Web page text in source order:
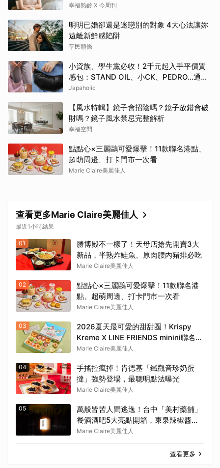
自己：還要忍3年？
幸福熟齡 X 今周刊
明明已婚卻還是迷戀別的對象 4大心法讓妳
遠離新鮮感陷阱
享民頭條
小資族、學生黨必收！2千元起入手平價質
感包：STAND OIL、小CK、PEDRO…通勤
約會都超加分
Japaholic
【風水特輯】鏡子會招陰嗎？鏡子放錯會破
財嗎？鏡子風水禁忌完整解析
幸福空間
點點心×三麗鷗可愛爆擊！11款聯名港點、
超萌周邊、打卡門市一次看
Marie Claire美麗佳人
查看更多Marie Claire美麗佳人
最近1小時結果
01
勝博殿不一樣了！天母店搶先開賣3大
新品，半熟炸鮭魚、原肉腰內豬排必吃
Marie Claire美麗佳人
02
點點心×三麗鷗可愛爆擊！11款聯名港
點、超萌周邊、打卡門市一次看
Marie Claire美麗佳人
03
2026夏天最可愛的甜甜圈！Krispy
Kreme X LINE FRIENDS minini聯名來
了，4款限定口味、周邊商品及優惠一
Marie Claire美麗佳人
04
手搖控瘋掉！肯德基「鐵觀音珍奶蛋
撻」強勢登場，最聰明點法曝光
Marie Claire美麗佳人
05
萬般皆苦人間逃逸！台中「美村藥舖」
餐酒酒吧5大亮點開箱，東泉辣椒醬調
酒必喝
Marie Claire美麗佳人
查看更多